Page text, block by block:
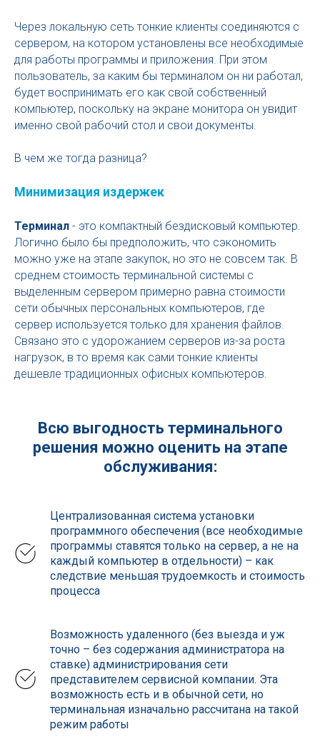
Через локальную сеть тонкие клиенты соединяются с
сервером, на котором установлены все необходимые
для работы программы и приложения. При этом
пользователь, за каким бы терминалом он ни работал,
будет воспринимать его как свой собственный
компьютер, поскольку на экране монитора он увидит
именно свой рабочий стол и свои документы.
В чем же тогда разница?
Минимизация издержек
Терминал - это компактный бездисковый компьютер.
Логично было бы предположить, что сэкономить
можно уже на этапе закупок, но это не совсем так. В
среднем стоимость терминальной системы с
выделенным сервером примерно равна стоимости
сети обычных персональных компьютеров, где
сервер используется только для хранения файлов.
Связано это с удорожанием серверов из-за роста
нагрузок, в то время как сами тонкие клиенты
дешевле традиционных офисных компьютеров.
Всю выгодность терминального
решения можно оценить на этапе
обслуживания:
Централизованная система установки
программного обеспечения (все необходимые
программы ставятся только на сервер, а не на
каждый компьютер в отдельности) – как
следствие меньшая трудоемкость и стоимость
процесса
Возможность удаленного (без выезда и уж
точно – без содержания администратора на
ставке) администрирования сети
представителем сервисной компании. Эта
возможность есть и в обычной сети, но
терминальная изначально рассчитана на такой
режим работы